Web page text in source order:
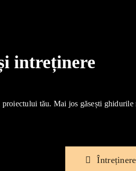
intreținere
tău. Mai jos găsești
Întreținere